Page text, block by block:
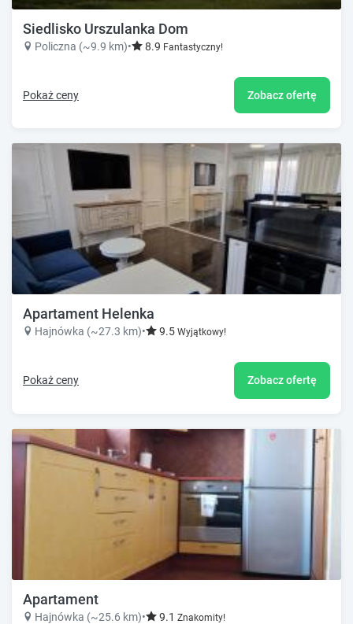
Siedlisko Urszulanka Dom
Policzna (~9.9 km)• 8.9 Fantastyczny!
Pokaż ceny Zobacz ofertę
Apartament Helenka
Hajnówka (~27.3 km)• 9.5 Wyjątkowy!
Pokaż ceny Zobacz ofertę
Apartament
Hajnówka (~25.6 km)• 9.1 Znakomity!